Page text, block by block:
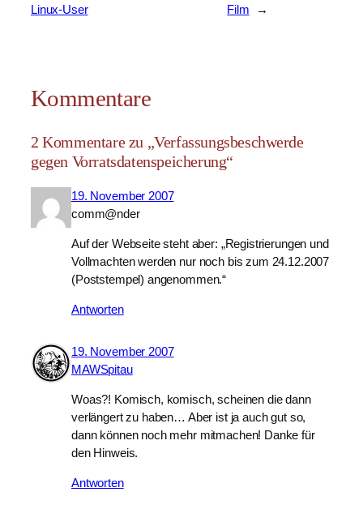
Linux-User
Film
→
Kommentare
2 Kommentare zu „Verfassungsbeschwerde
gegen Vorratsdatenspeicherung“
19. November 2007
comm@nder
Auf der Webseite steht aber: „Registrierungen und
Vollmachten werden nur noch bis zum 24.12.2007
(Poststempel) angenommen.“
Antworten
19. November 2007
MAWSpitau
Woas?! Komisch, komisch, scheinen die dann
verlängert zu haben… Aber ist ja auch gut so,
dann können noch mehr mitmachen! Danke für
den Hinweis.
Antworten